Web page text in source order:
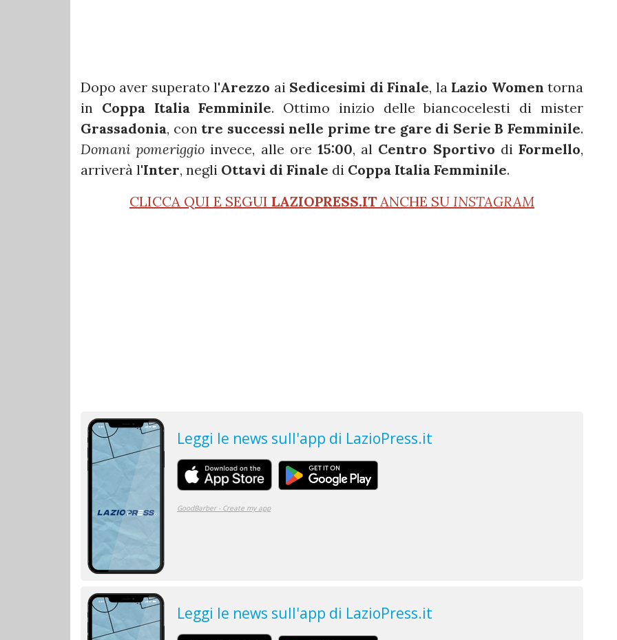
Dopo aver superato l'Arezzo ai Sedicesimi di Finale, la Lazio Women torna
in Coppa Italia Femminile. Ottimo inizio delle biancocelesti di mister
Grassadonia, con tre successi nelle prime tre gare di Serie B Femminile.
Domani pomeriggio invece, alle ore15:00, al Centro Sportivo diFormello,
arriverà l'Inter, negli Ottavi di Finale di Coppa Italia Femminile.
CLICCA QUI E SEGUI LAZIOPRESS.IT ANCHE SU INSTAGRAM